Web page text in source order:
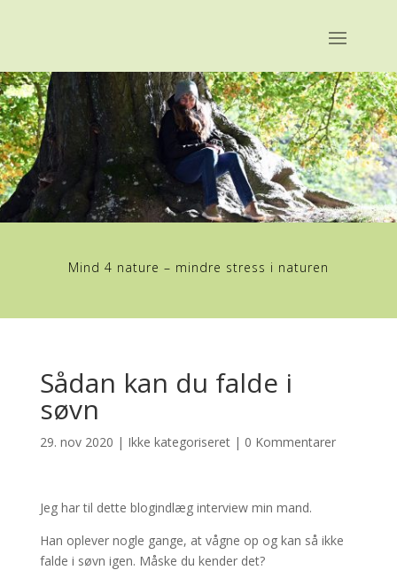
Mind 4 nature – mindre stress i naturen
Sådan kan du falde i
søvn
29. nov 2020 | Ikke kategoriseret| 0 Kommentarer
Jeg har til dette blogindlæg interview min mand.
Han oplever nogle gange, at vågne op og kan så ikke
falde i søvn igen. Måske du kender det?